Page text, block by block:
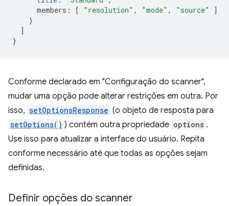
members : [ "resolution" , "mode" , "source"
]
}
]
}
Conforme declarado em "Configuração do scanner",
mudar uma opção pode alterar restrições em outra. Por
isso, setOptionsResponse (o objeto de resposta para
setOptions() ) contém outra propriedade options .
Use isso para atualizar a interface do usuário. Repita
conforme necessário até que todas as opções sejam
definidas.
Definir opções do scanner